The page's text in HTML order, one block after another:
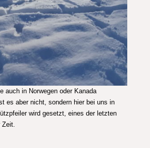
auch in Norwegen oder Kanada
es aber nicht, sondern hier bei uns in
wird gesetzt, eines der letzten